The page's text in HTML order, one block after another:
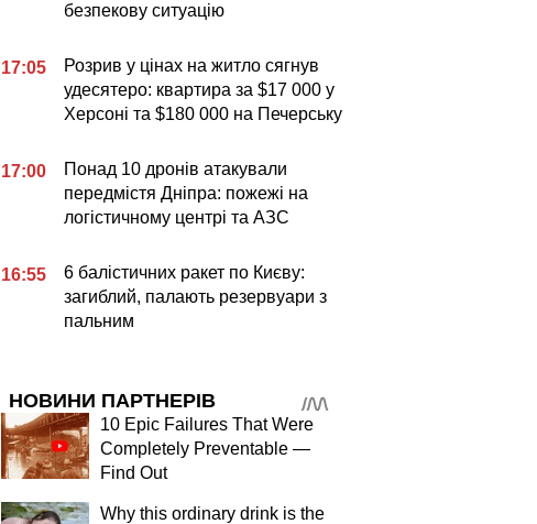
безпекову ситуацію
17:05
Розрив у цінах на житло сягнув
удесятеро: квартира за $17 000 у
Херсоні та $180 000 на Печерську
17:00
Понад 10 дронів атакували
передмістя Дніпра: пожежі на
логістичному центрі та АЗС
16:55
6 балістичних ракет по Києву:
загиблий, палають резервуари з
пальним
НОВИНИ ПАРТНЕРІВ
10 Epic Failures That Were
Completely Preventable —
Find Out
Why this ordinary drink is the